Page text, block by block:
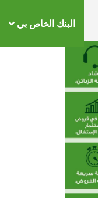
البنك الخاص بي